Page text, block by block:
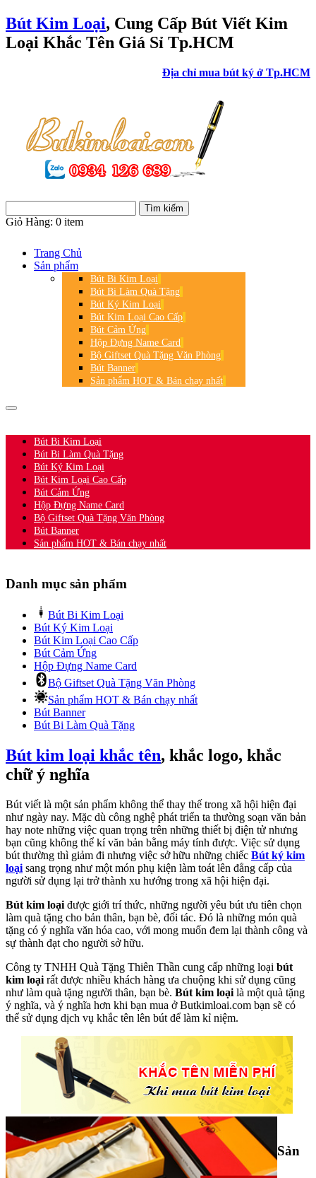
Bút Kim Loại, Cung Cấp Bút Viết Kim
Loại Khắc Tên Giá Sỉ Tp.HCM
Địa chỉ mua bút ký ở Tp.HCM
Giỏ Hàng: 0 item
Trang Chủ
Sản phẩm
Bút Bi Kim Loại
Bút Bi Làm Quà Tặng
Bút Ký Kim Loại
Bút Kim Loại Cao Cấp
Bút Cảm Ứng
Hộp Đựng Name Card
Bộ Giftset Quà Tặng Văn Phòng
Bút Banner
Sản phẩm HOT & Bán chạy nhất
Bút Bi Kim Loại
Bút Bi Làm Quà Tặng
Bút Ký Kim Loại
Bút Kim Loại Cao Cấp
Bút Cảm Ứng
Hộp Đựng Name Card
Bộ Giftset Quà Tặng Văn Phòng
Bút Banner
Sản phẩm HOT & Bán chạy nhất
Danh mục sản phẩm
Bút Bi Kim Loại
Bút Ký Kim Loại
Bút Kim Loại Cao Cấp
Bút Cảm Ứng
Hộp Đựng Name Card
Bộ Giftset Quà Tặng Văn Phòng
Sản phẩm HOT & Bán chạy nhất
Bút Banner
Bút Bi Làm Quà Tặng
Bút kim loại khắc tên, khắc logo, khắc
chữ ý nghĩa
Bút viết là một sản phẩm không thể thay thế trong xã hội hiện đại
như ngày nay. Mặc dù công nghệ phát triển ta thường soạn văn bản
hay note những việc quan trọng trên những thiết bị điện tử nhưng
bạn cũng không thể kí văn bản bằng máy tính được. Việc sử dụng
bút thường thì giảm đi nhưng việc sở hữu những chiếc Bút ký kim
loại sang trọng như một món phụ kiện làm toát lên đẳng cấp của
người sử dụng lại trở thành xu hướng trong xã hội hiện đại.
Bút kim loại được giới trí thức, những người yêu bút ưu tiên chọn
làm quà tặng cho bản thân, bạn bè, đối tác. Đó là những món quà
tặng có ý nghĩa văn hóa cao, với mong muốn đem lại thành công và
sự thành đạt cho người sở hữu.
Công ty TNHH Quà Tặng Thiên Thần cung cấp những loại bút
kim loại rất được nhiều khách hàng ưa chuộng khi sử dụng cũng
như làm quà tặng người thân, bạn bè. Bút kim loại là một quà tặng
ý nghĩa, và ý nghĩa hơn khi bạn mua ở Butkimloai.com bạn sẽ có
thể sử dụng dịch vụ khắc tên lên bút để làm kỉ niệm.
Sản